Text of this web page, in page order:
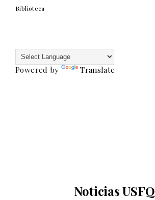
Biblioteca
Powered by Translate
Noticias USFQ